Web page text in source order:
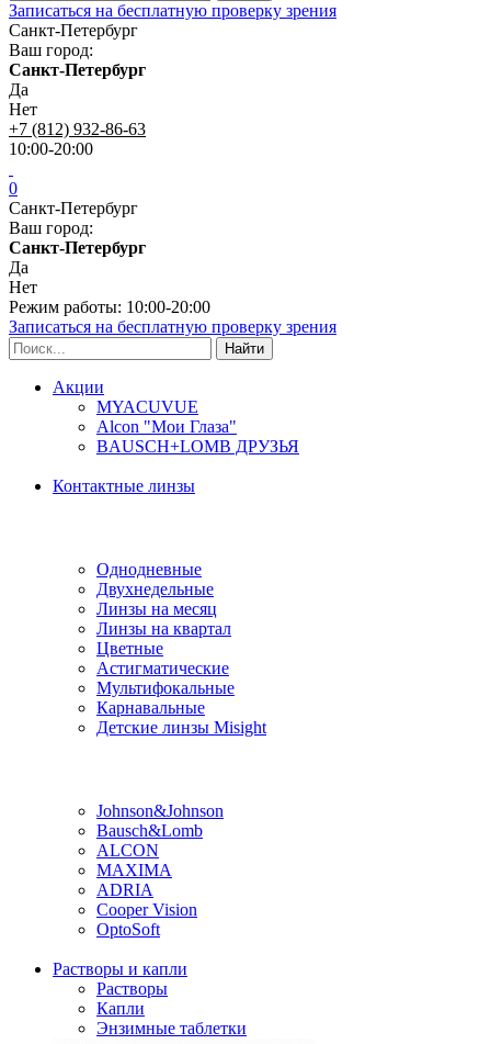
Записаться на бесплатную проверку зрения
Санкт-Петербург
Ваш город:
Санкт-Петербург
Да
Нет
+7 (812) 932-86-63
10:00-20:00
0
Санкт-Петербург
Ваш город:
Санкт-Петербург
Да
Нет
Режим работы: 10:00-20:00
Записаться на бесплатную проверку зрения
Акции
MYACUVUE
Alcon "Мои Глаза"
BAUSCH+LOMB ДРУЗЬЯ
Контактные линзы
Однодневные
Двухнедельные
Линзы на месяц
Линзы на квартал
Цветные
Астигматические
Мультифокальные
Карнавальные
Детские линзы Misight
Johnson&Johnson
Bausch&Lomb
ALCON
MAXIMA
ADRIA
Cooper Vision
OptoSoft
Растворы и капли
Растворы
Капли
Энзимные таблетки